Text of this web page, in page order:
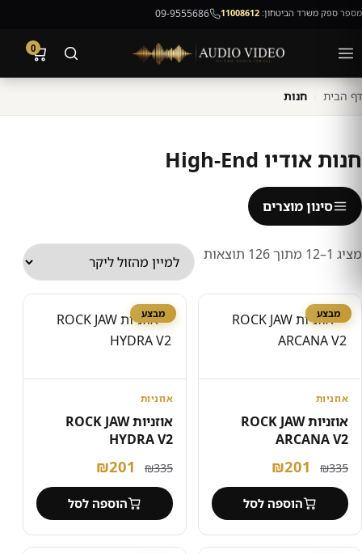
מספר ספק משרד הביטחון: 11008612
09-9555686
0
דף הבית חנות
חנות אודיו High-End
סינון מוצרים
מציג 1–12 מתוך 126 תוצאות
ממוין
לפי
מחיר:
מהזול
מבצע
אוזניות
אוזניות ROCK JAW
ARCANA V2
₪335
המחיר
המקורי
היה:
₪335.
₪201
הנוכחי
הוא:
₪201.
הוספה לסל
מבצע
אוזניות
אוזניות ROCK JAW
HYDRA V2
₪335
המחיר
המקורי
היה:
₪335.
₪201
הנוכחי
הוא:
₪201.
הוספה לסל